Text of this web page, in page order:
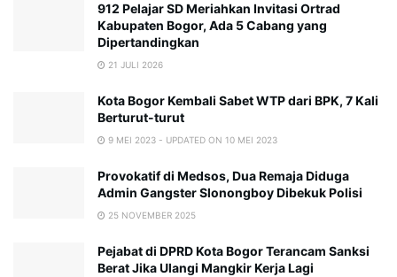
912 Pelajar SD Meriahkan Invitasi Ortrad
Kabupaten Bogor, Ada 5 Cabang yang
Dipertandingkan
21 JULI 2026
Kota Bogor Kembali Sabet WTP dari BPK, 7 Kali
Berturut-turut
9 MEI 2023 - UPDATED ON 10 MEI 2023
Provokatif di Medsos, Dua Remaja Diduga
Admin Gangster Slonongboy Dibekuk Polisi
25 NOVEMBER 2025
Pejabat di DPRD Kota Bogor Terancam Sanksi
Berat Jika Ulangi Mangkir Kerja Lagi